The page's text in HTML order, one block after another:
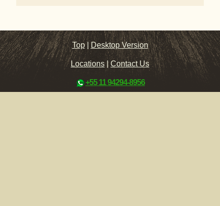
Top |Desktop Version
Locations|Contact Us
+55 11 94294-8956